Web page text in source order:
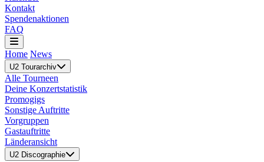
Kontakt
Spendenaktionen
FAQ
Home News
U2 Tourarchiv
Alle Tourneen
Deine Konzertstatistik
Promogigs
Sonstige Auftritte
Vorgruppen
Gastauftritte
Länderansicht
U2 Discographie